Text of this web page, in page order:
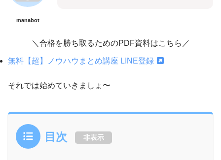
manabot
＼合格を勝ち取るためのPDF資料はこちら／
無料【超】ノウハウまとめ講座 LINE登録
それでは始めていきましょ〜
目次 非表示